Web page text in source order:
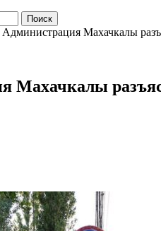
Администрация Махачкалы
Махачкалы